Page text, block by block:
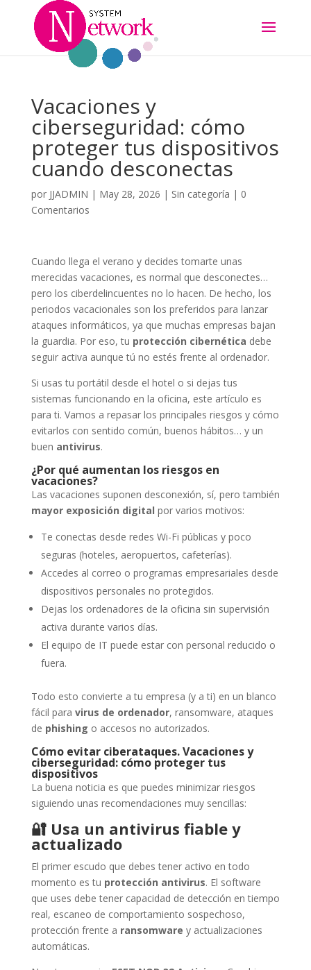
Vacaciones y
ciberseguridad: cómo
proteger tus dispositivos
cuando desconectas
por JJADMIN | May 28, 2026 | Sin categoría | 0
Comentarios
Cuando llega el verano y decides tomarte unas
merecidas vacaciones, es normal que desconectes…
pero los ciberdelincuentes no lo hacen. De hecho, los
periodos vacacionales son los preferidos para lanzar
ataques informáticos, ya que muchas empresas bajan
la guardia. Por eso, tu protección cibernética debe
seguir activa aunque tú no estés frente al ordenador.
Si usas tu portátil desde el hotel o si dejas tus
sistemas funcionando en la oficina, este artículo es
para ti. Vamos a repasar los principales riesgos y cómo
evitarlos con sentido común, buenos hábitos… y un
buen antivirus.
¿Por qué aumentan los riesgos en
vacaciones?
Las vacaciones suponen desconexión, sí, pero también
mayor exposición digital por varios motivos:
Te conectas desde redes Wi-Fi públicas y poco
seguras (hoteles, aeropuertos, cafeterías).
Accedes al correo o programas empresariales desde
dispositivos personales no protegidos.
Dejas los ordenadores de la oficina sin supervisión
activa durante varios días.
El equipo de IT puede estar con personal reducido o
fuera.
Todo esto convierte a tu empresa (y a ti) en un blanco
fácil para virus de ordenador, ransomware, ataques
de phishing o accesos no autorizados.
Cómo evitar ciberataques. Vacaciones y
ciberseguridad: cómo proteger tus
dispositivos
La buena noticia es que puedes minimizar riesgos
siguiendo unas recomendaciones muy sencillas:
🔐Usa un antivirus fiable y
actualizado
El primer escudo que debes tener activo en todo
momento es tu protección antivirus. El software
que uses debe tener capacidad de detección en tiempo
real, escaneo de comportamiento sospechoso,
protección frente a ransomware y actualizaciones
automáticas.